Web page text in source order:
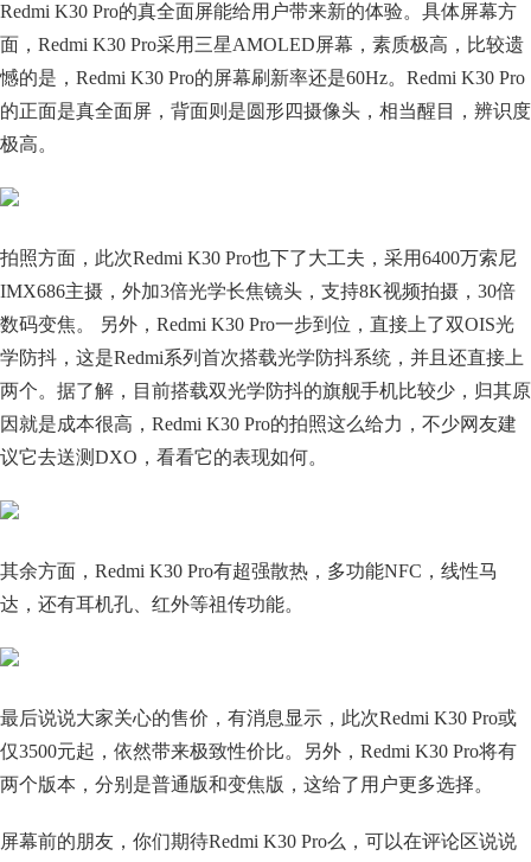
Redmi K30 Pro的真全面屏能给用户带来新的体验。具体屏幕方
面，Redmi K30 Pro采用三星AMOLED屏幕，素质极高，比较遗
憾的是，Redmi K30 Pro的屏幕刷新率还是60Hz。Redmi K30 Pro
的正面是真全面屏，背面则是圆形四摄像头，相当醒目，辨识度
极高。
拍照方面，此次Redmi K30 Pro也下了大工夫，采用6400万索尼
IMX686主摄，外加3倍光学长焦镜头，支持8K视频拍摄，30倍
数码变焦。 另外，Redmi K30 Pro一步到位，直接上了双OIS光
学防抖，这是Redmi系列首次搭载光学防抖系统，并且还直接上
两个。据了解，目前搭载双光学防抖的旗舰手机比较少，归其原
因就是成本很高，Redmi K30 Pro的拍照这么给力，不少网友建
议它去送测DXO，看看它的表现如何。
其余方面，Redmi K30 Pro有超强散热，多功能NFC，线性马
达，还有耳机孔、红外等祖传功能。
最后说说大家关心的售价，有消息显示，此次Redmi K30 Pro或
仅3500元起，依然带来极致性价比。另外，Redmi K30 Pro将有
两个版本，分别是普通版和变焦版，这给了用户更多选择。
屏幕前的朋友，你们期待Redmi K30 Pro么，可以在评论区说说